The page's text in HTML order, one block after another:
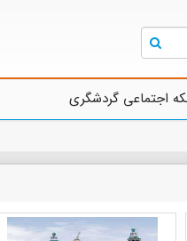
اجتماعی گردشگری